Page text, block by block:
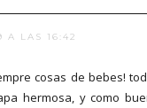
A LAS 16:42
cosas de bebes!
hermosa, y como